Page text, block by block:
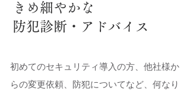
きめ細やかな
防犯診断・アドバイス
初めてのセキュリティ導入の方、他社様か
らの変更依頼、防犯についてなど、何なり